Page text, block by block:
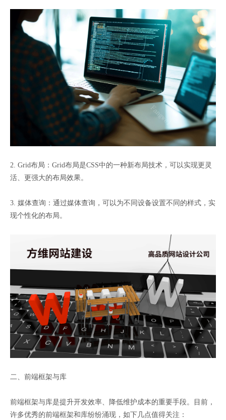
2. Grid布局：Grid布局是CSS中的一种新布局技术，可以实现更灵
活、更强大的布局效果。
3. 媒体查询：通过媒体查询，可以为不同设备设置不同的样式，实
现个性化的布局。
二、前端框架与库
前端框架与库是提升开发效率、降低维护成本的重要手段。目前，
许多优秀的前端框架和库纷纷涌现，如下几点值得关注：